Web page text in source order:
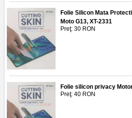
Folie Silicon Mata
Moto G13, XT-2331
Preţ: 30 RON
Folie silicon privacy
Preţ: 40 RON